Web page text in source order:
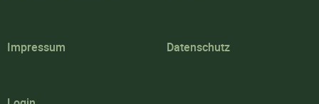
Impressum Datenschutz